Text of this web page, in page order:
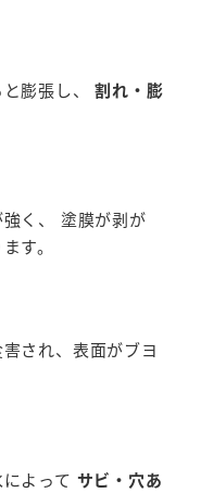
と膨張し、割れ・膨
く、 塗膜が剥が
す。
され、表面がブヨ
よって サビ・穴あ